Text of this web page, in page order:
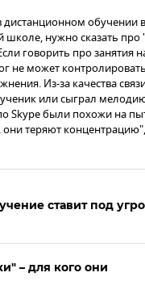
обучении в
нужно сказать про
говорить про занятия
не может
Из-за качества
или сыграл
Skype были похожи на
они теряют
ставит под
– для кого они